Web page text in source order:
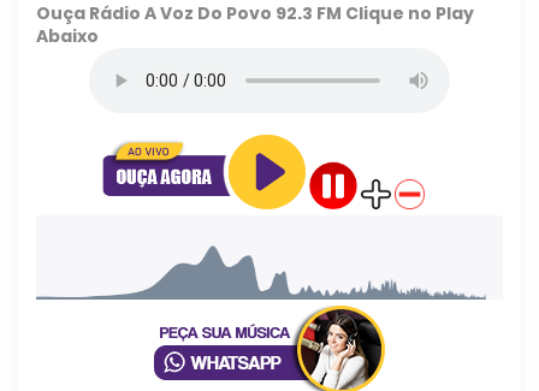
Ouça Rádio A Voz Do Povo 92.3 FM Clique no Play
Abaixo